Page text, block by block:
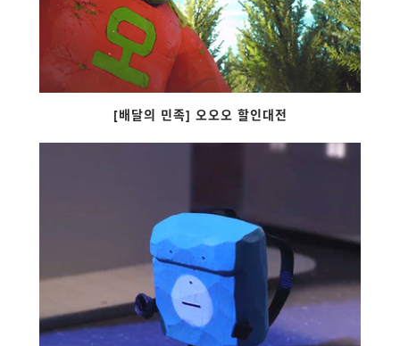
[배달의 민족] 오오오 할인대전